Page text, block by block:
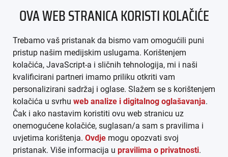
IMPRESSUM
AGB
DATENSCHUTZ
MEDIADATEN
ARHIVA (PDF)
OVA WEB STRANICA KORISTI KOLAČIĆE
Trebamo vaš pristanak da bismo vam omogućili puni
pristup našim medijskim uslugama. Korištenjem
kolačića, JavaScript-a i sličnih tehnologija, mi i naši
kvalificirani partneri imamo priliku otkriti vam
personalizirani sadržaj i oglase. Slažem se s korištenjem
kolačića u svrhu web analize i digitalnog oglašavanja.
Čak i ako nastavim koristiti ovu web stranicu uz
onemogućene kolačiće, suglasan/a sam s pravilima i
uvjetima korištenja. Ovdje mogu opozvati svoj
pristanak. Više informacija u pravilima o privatnosti.